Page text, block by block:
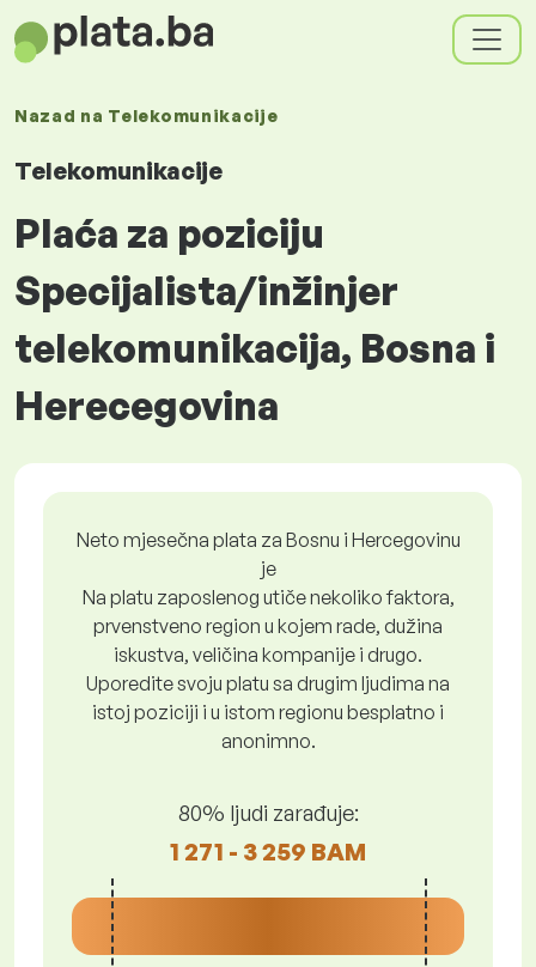
Nazad na Telekomunikacije
Telekomunikacije
Plaća za poziciju
Specijalista/inžinjer
telekomunikacija, Bosna i
Herecegovina
Neto mjesečna plata za Bosnu i Hercegovinu
je
Na platu zaposlenog utiče nekoliko faktora,
prvenstveno region u kojem rade, dužina
iskustva, veličina kompanije i drugo.
Uporedite svoju platu sa drugim ljudima na
istoj poziciji i u istom regionu besplatno i
anonimno.
80% ljudi zarađuje:
1 271 - 3 259 BAM